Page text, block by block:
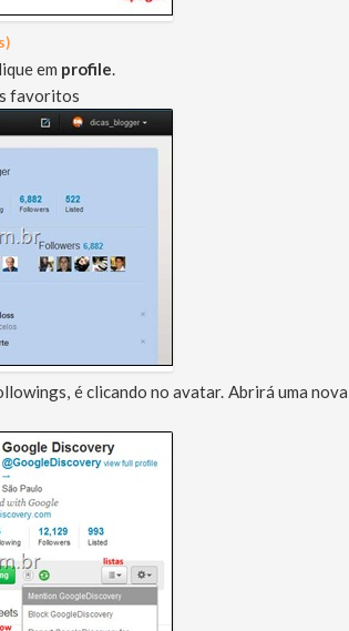
em profile.
favoritos
é clicando no avatar. Abrirá uma nova